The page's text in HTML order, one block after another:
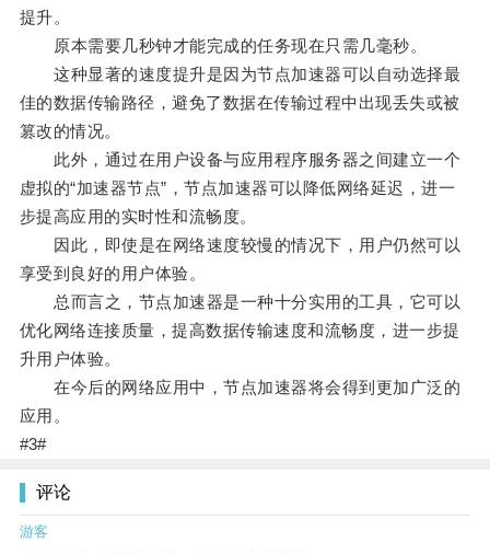
提升。
原本需要几秒钟才能完成的任务现在只需几毫秒。
这种显著的速度提升是因为节点加速器可以自动选择最
佳的数据传输路径，避免了数据在传输过程中出现丢失或被
篡改的情况。
此外，通过在用户设备与应用程序服务器之间建立一个
虚拟的“加速器节点”，节点加速器可以降低网络延迟，进一
步提高应用的实时性和流畅度。
因此，即使是在网络速度较慢的情况下，用户仍然可以
享受到良好的用户体验。
总而言之，节点加速器是一种十分实用的工具，它可以
优化网络连接质量，提高数据传输速度和流畅度，进一步提
升用户体验。
在今后的网络应用中，节点加速器将会得到更加广泛的
应用。
#3#
评论
游客